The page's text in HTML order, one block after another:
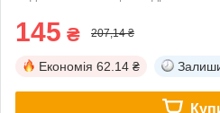
145 ₴ 207,14 ₴
Економія 62.14 ₴